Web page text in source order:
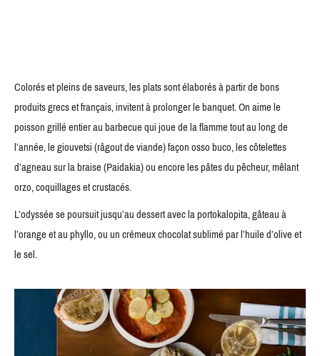
Colorés et pleins de saveurs, les plats sont élaborés à partir de bons
produits grecs et français, invitent à prolonger le banquet. On aime le
poisson grillé entier au barbecue qui joue de la flamme tout au long de
l’année, le giouvetsi (râgout de viande) façon osso buco, les côtelettes
d’agneau sur la braise (Paidakia) ou encore les pâtes du pêcheur, mêlant
orzo, coquillages et crustacés.
L’odyssée se poursuit jusqu’au dessert avec la portokalopita, gâteau à
l’orange et au phyllo, ou un crémeux chocolat sublimé par l’huile d’olive et
le sel.